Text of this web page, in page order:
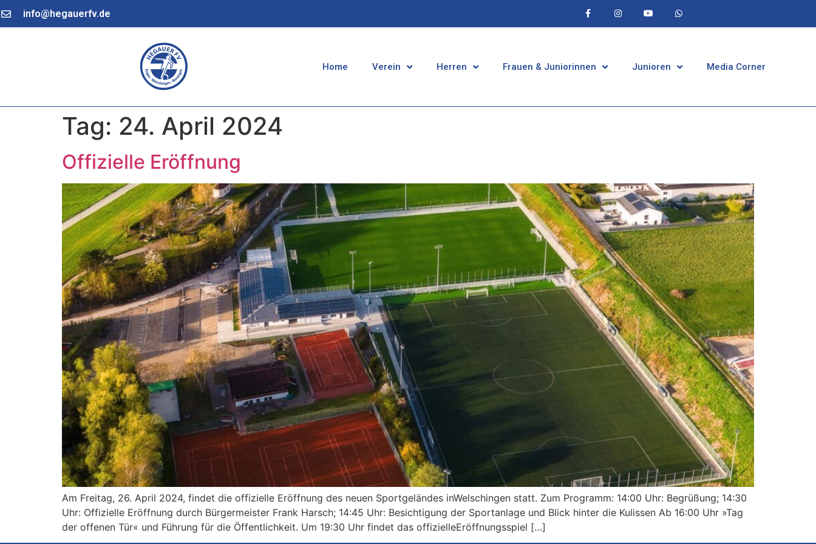
info@hegauerfv.de
Home Verein Herren Frauen & Juniorinnen Junioren Media Corner
Tag: 24. April 2024
Offizielle Eröffnung
Am Freitag, 26. April 2024, findet die offizielle Eröffnung des neuen Sportgeländes inWelschingen statt. Zum Programm: 14:00 Uhr: Begrüßung; 14:30
Uhr: Offizielle Eröffnung durch Bürgermeister Frank Harsch; 14:45 Uhr: Besichtigung der Sportanlage und Blick hinter die Kulissen Ab 16:00 Uhr »Tag
der offenen Tür« und Führung für die Öffentlichkeit. Um 19:30 Uhr findet das offizielleEröffnungsspiel […]